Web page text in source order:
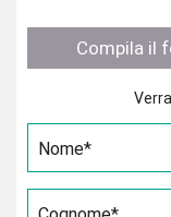
Compila il
Nome*